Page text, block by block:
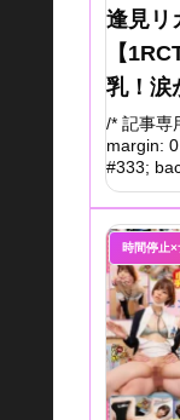
逢見リ
【
乳！涙
/* 記事専
margin:
#333;
時間停止×